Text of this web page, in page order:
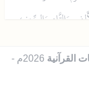
وَالتَّاءِ وَالسِّينِ،
القرآنية
2026م -